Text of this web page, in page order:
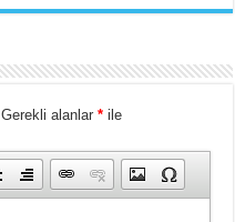
Gerekli alanlar* ile